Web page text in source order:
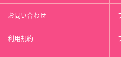
お問い合わせ
利用規約